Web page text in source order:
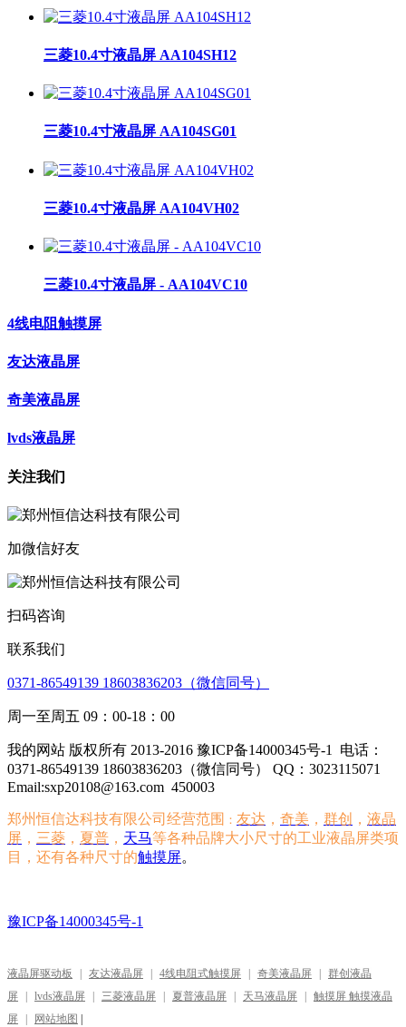
三菱10.4寸液晶屏 AA104SH12
三菱10.4寸液晶屏 AA104SG01
三菱10.4寸液晶屏 AA104VH02
三菱10.4寸液晶屏 - AA104VC10
4线电阻触摸屏
友达液晶屏
奇美液晶屏
lvds液晶屏
关注我们
加微信好友
扫码咨询
联系我们
0371-86549139 18603836203（微信同号）
周一至周五 09：00-18：00
我的网站 版权所有 2013-2016 豫ICP备14000345号-1
电话：
0371-86549139 18603836203（微信同号） QQ：3023115071
Email:sxp20108@163.com 450003
郑州恒信达科技有限公司经营范围 ： 友达 ， 奇美 ， 群创 ， 液晶
屏 ， 三菱 ， 夏普 ， 天马等各种品牌大小尺寸的工业液晶屏类项
目，还有各种尺寸的触摸屏。
豫ICP备14000345号-1
液晶屏驱动板 友达液晶屏 4线电阻式触摸屏 奇美液晶屏
群创液晶
屏
lvds液晶屏 三菱液晶屏 夏普液晶屏 天马液晶屏
触摸屏 触摸液晶
屏
网站地图